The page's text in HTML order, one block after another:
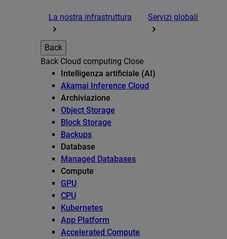
La nostra infrastruttura Servizi globali
Back
Back Cloud computing Close
Intelligenza artificiale (AI)
Akamai Inference Cloud
Archiviazione
Object Storage
Block Storage
Backups
Database
Managed Databases
Compute
GPU
CPU
Kubernetes
App Platform
Accelerated Compute